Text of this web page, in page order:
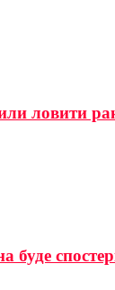
ловити
буде